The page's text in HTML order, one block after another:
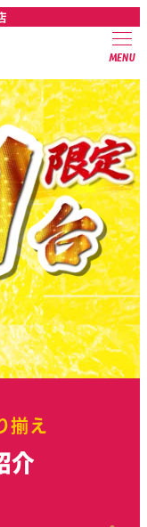
MENU
揃え
介